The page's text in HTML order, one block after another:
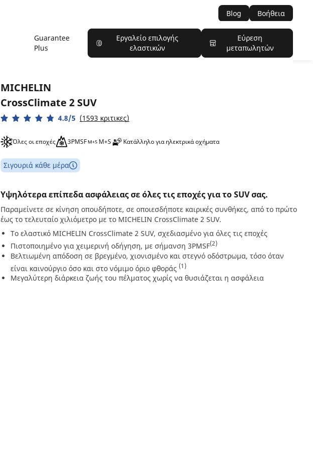
Blog Βοήθεια
Guarantee
Plus
Εργαλείο επιλογής
ελαστικών
Εύρεση
μεταπωλητών
MICHELIN
CrossClimate 2 SUV
4.8/5 (1593 κριτικες)
Όλες οι εποχές 3PMSF M+S Κατάλληλο για ηλεκτρικά οχήματα
Σιγουριά κάθε μέρα
Υψηλότερα επίπεδα ασφάλειας σε όλες τις εποχές για το SUV σας.
Παραμείνετε σε κίνηση οπουδήποτε, σε οποιεσδήποτε καιρικές συνθήκες, από το πρώτο
έως το τελευταίο χιλιόμετρο με το MICHELIN CrossClimate 2 SUV.
Το ελαστικό MICHELIN CrossClimate 2 SUV, σχεδιασμένο για όλες τις εποχές
Πιστοποιημένο για χειμερινή οδήγηση, με σήμανση 3PMSF(2)
Βελτιωμένη απόδοση σε βρεγμένο, χιονισμένο και στεγνό οδόστρωμα, τόσο όταν
είναι καινούργιο όσο και στο νόμιμο όριο φθοράς (1)
Μεγαλύτερη διάρκεια ζωής του πέλματος χωρίς να θυσιάζεται η ασφάλεια